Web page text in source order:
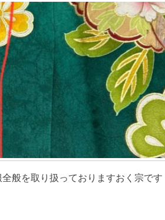
般を取り扱っておりますおく宗で